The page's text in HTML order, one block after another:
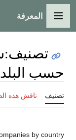
القائمة الرئيسية
المعرفة
تصنيف:
حسب البلد
تصنيف ناقش هذه
by country